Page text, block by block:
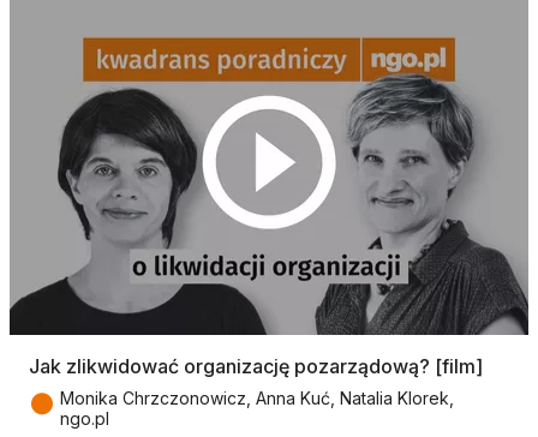
Jak zlikwidować organizację pozarządową? [film]
● Monika Chrzczonowicz, Anna Kuć, Natalia Klorek,
ngo.pl